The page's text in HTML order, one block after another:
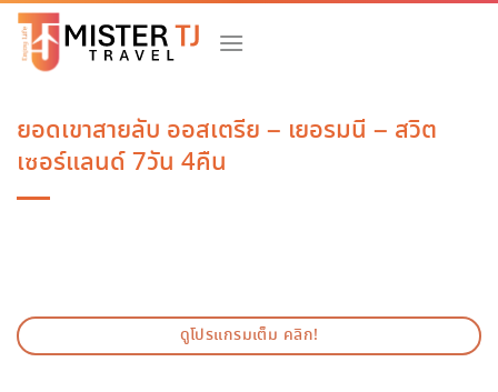
Skip
content
ยอดเขาสายลับ ออสเตรีย – เยอรมนี – สวิต
เซอร์แลนด์ 7วัน 4คืน
ดูโปรแกรมเต็ม คลิก!